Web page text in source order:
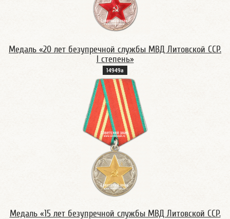
Медаль «20 лет безупречной службы МВД Литовской ССР.
I степень»
14949а
Медаль «15 лет безупречной службы МВД Литовской ССР.